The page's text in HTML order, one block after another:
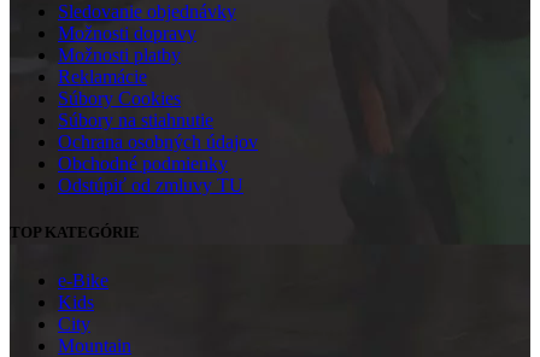
Sledovanie objednávky
Možnosti dopravy
Možnosti platby
Reklamácie
Súbory Cookies
Súbory na stiahnutie
Ochrana osobných údajov
Obchodné podmienky
Odstúpiť od zmluvy TU
TOP KATEGÓRIE
e-Bike
Kids
City
Mountain